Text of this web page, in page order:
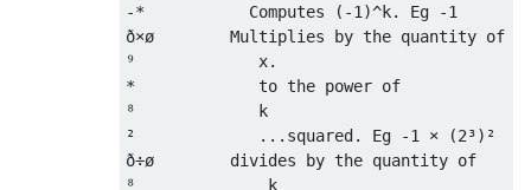
-*           Computes (-1)^k. Eg -1
ð×ø        Multiplies by the quantity of
⁹             x.
*             to the power of
⁸             k
²             ...squared. Eg -1 × (2³)²
ð÷ø        divides by the quantity of
⁸              k